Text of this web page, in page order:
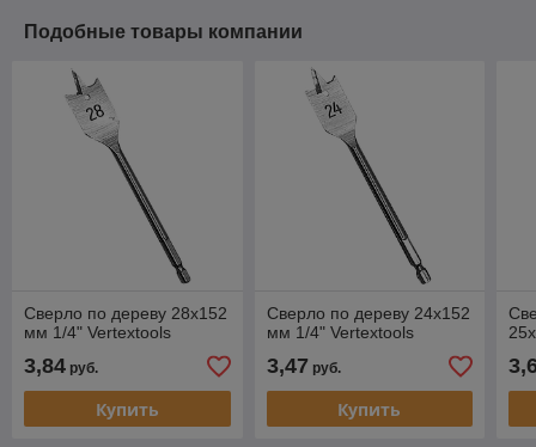
Подобные товары компании
Сверло по дереву 28х152
мм 1/4" Vertextools
3,84 руб.
Купить
Сверло по дереву 24х152
мм 1/4" Vertextools
3,47 руб.
Купить